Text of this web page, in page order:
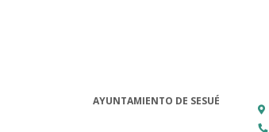
AYUNTAMIENTO DE SESUÉ